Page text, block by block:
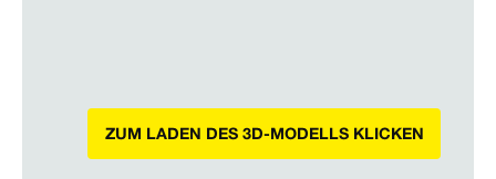
ZUM LADEN DES 3D-MODELLS KLICKEN